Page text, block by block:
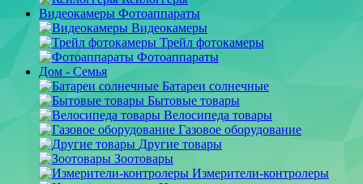
Видеокамеры Фотоаппараты
Видеокамеры
Трейл фотокамеры
Фотоаппараты
Дом - Семья
Батареи солнечные
Бытовые товары
Велосипеда товары
Газовое оборудование
Другие товары
Зоотовары
Измерители-контролеры